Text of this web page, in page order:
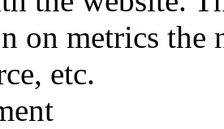
on metrics the
etc.